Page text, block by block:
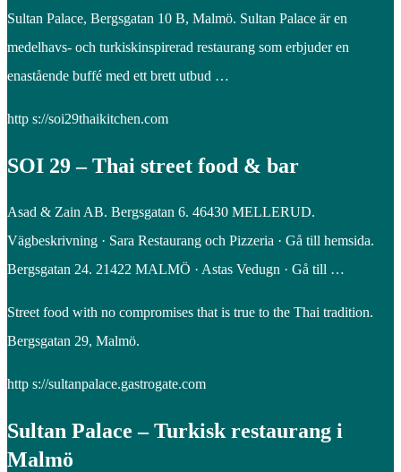
Sultan Palace, Bergsgatan 10 B, Malmö. Sultan Palace är en
medelhavs- och turkiskinspirerad restaurang som erbjuder en
enastående buffé med ett brett utbud …
http s://soi29thaikitchen.com
SOI 29 – Thai street food & bar
Asad & Zain AB. Bergsgatan 6. 46430 MELLERUD.
Vägbeskrivning · Sara Restaurang och Pizzeria · Gå till hemsida.
Bergsgatan 24. 21422 MALMÖ · Astas Vedugn · Gå till …
Street food with no compromises that is true to the Thai tradition.
Bergsgatan 29, Malmö.
http s://sultanpalace.gastrogate.com
Sultan Palace – Turkisk restaurang i
Malmö